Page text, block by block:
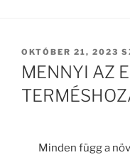
BEKÜLDVE:
OKTÓBER 21, 2023
MENNYI AZ
Minden függ a